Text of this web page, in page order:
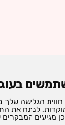
חווית הגלישה שלך
לנתח את
מגיעים המבקרים